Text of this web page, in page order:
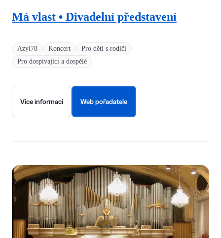
Azyl78 Koncert
Pro děti s rodiči
Pro dospívající a dospělé
Má vlast • Divadelní představení
Více informací Web pořadatele